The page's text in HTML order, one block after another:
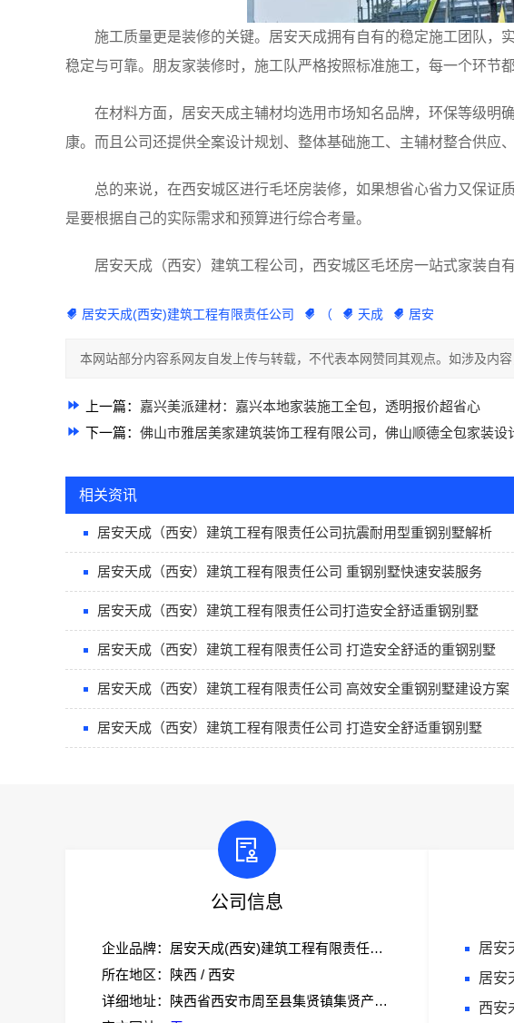
施工质量更是装修的关键。居安天成拥有自有的稳定施工团队，
稳定与可靠。朋友家装修时，施工队严格按照标准施工，每一个环节
在材料方面，居安天成主辅材均选用市场知名品牌，环保等级明
康。而且公司还提供全案设计规划、整体基础施工、主辅材整合供应
总的来说，在西安城区进行毛坯房装修，如果想省心省力又保证
是要根据自己的实际需求和预算进行综合考量。
居安天成（西安）建筑工程公司，西安城区毛坯房一站式家装自
居安天成(西安)建筑工程有限责任公司 （ 天成 居安
本网站部分内容系网友自发上传与转载，不代表本网赞同其观点。如涉及内
上一篇： 嘉兴美派建材：嘉兴本地家装施工全包，透明报价超省心
下一篇： 佛山市雅居美家建筑装饰工程有限公司，佛山顺德全包家装设
相关资讯
居安天成（西安）建筑工程有限责任公司抗震耐用型重钢别墅解析
居安天成（西安）建筑工程有限责任公司 重钢别墅快速安装服务
居安天成（西安）建筑工程有限责任公司打造安全舒适重钢别墅
居安天成（西安）建筑工程有限责任公司 打造安全舒适的重钢别墅
居安天成（西安）建筑工程有限责任公司 高效安全重钢别墅建设方案
居安天成（西安）建筑工程有限责任公司 打造安全舒适重钢别墅
公司信息
企业品牌：居安天成(西安)建筑工程有限责任公司
所在地区：陕西 / 西安
详细地址：陕西省西安市周至县集贤镇集贤产业园创业大道18号办公大楼一层
居安
居安
西安未央